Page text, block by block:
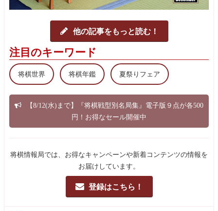
他の記事をもっと読む！
注目のキーワード
将棋世界 将棋年鑑 夏祭りフェア
【8/12(水)まで】『将棋戦型別名局集』電子版９点が各500
円！お得なセール開催中
将棋情報局では、お得なキャンペーンや新着コンテンツの情報を
お届けしています。
登録はこちら！